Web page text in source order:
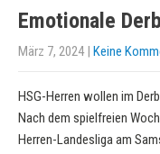
Emotionale
März 7, 2024| Keine
HSG-Herren wollen im
Nach dem spielfreien
Herren-Landesliga am